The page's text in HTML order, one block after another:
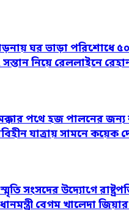
ঘর ভাড়া পরিশোধে
নিয়ে রেললাইনে
পথে হজ পালনের
যাত্রায় সামনে কয়েক
সংসদের উদ্যোগে
বেগম খালেদা